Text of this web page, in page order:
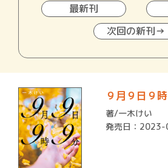
最新刊
次回の新刊→
９月９日９
著/一木けい
発売日：